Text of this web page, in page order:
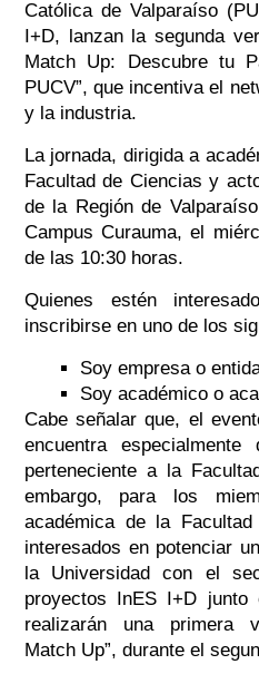
Católica de Valparaíso
I+D, lanzan la segunda
Match Up: Descubre tu
PUCV”, que incentiva el
y la industria.
La jornada, dirigida a
Facultad de Ciencias y
de la Región de
Campus Curauma, el
de las 10:30 horas.
Quienes estén
inscribirse en uno de los
Soy empresa o
Soy académico o
Cabe señalar que, el
encuentra
perteneciente a la
embargo, para los
académica de la
interesados en potenciar
la Universidad con el
proyectos InES I+D
realizarán una primera
Match Up”, durante el